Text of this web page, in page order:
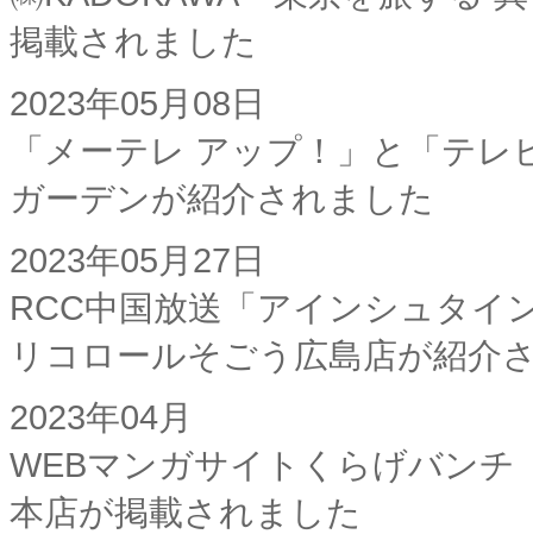
掲載されました
2023年05月08日
「メーテレ アップ！」と「テ
ガーデンが紹介されました
2023年05月27日
RCC中国放送「アインシュタイ
リコロールそごう広島店が紹介
2023年04月
WEBマンガサイトくらげバンチ
本店が掲載されました